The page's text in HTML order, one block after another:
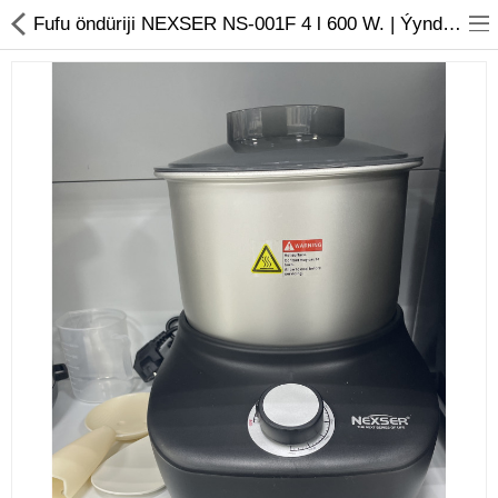
Kompýuter düzüjiler
Monitorlar
Kompýuter aksesuarlary
Printerler
Fufu öndüriji NEXSER NS-001F 4 l 600 W. | Ýyndam Tehnika Dünýäsi